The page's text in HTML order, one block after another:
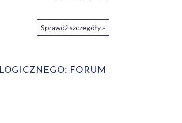
Sprawdź szczegóły »
FORUM